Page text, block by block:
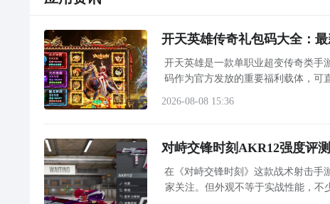
开天英雄传奇礼包码大全：
开天英雄是一款单职业超变传奇类手
码作为官方发放的重要福利载体，可
2026-08-08 15:36
对峙交锋时刻AKR12强度评
在《对峙交锋时刻》这款战术射击手
家关注。但外观不等于实战性能，不